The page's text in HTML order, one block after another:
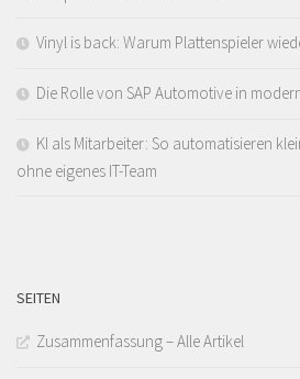
Vinyl is back: Warum Plattenspieler
Die Rolle von SAP Automotive in
KI als Mitarbeiter: So automatisieren
ohne eigenes IT-Team
SEITEN
Zusammenfassung – Alle Artikel